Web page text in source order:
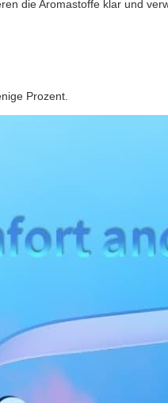
die Aromastoffe klar und
Prozent.